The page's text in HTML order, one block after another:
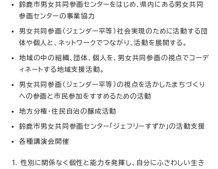
鈴鹿市男女共同参画センターをはじめ、県内にある男女共同
参画センターの事業協力
男女共同参画（ジェンダー平等）社会実現のために活動する団
体や個人と、ネットワークでつながり、活動を展開する。
地域の中の組織、団体、個人を、男女共同参画の視点でコーデ
ィネートする地域支援活動。
男女共同参画（ジェンダー平等）の視点を活かしたまちづくり
への参画と市民参加をすすめるための活動
地方分権・住民自治の醸成活動
鈴鹿市男女共同参画センター「ジェフリーすずか」の活動支援
各種講演会開催
性別に関係なく個性と能力を発揮し、自分にふさわしい生き